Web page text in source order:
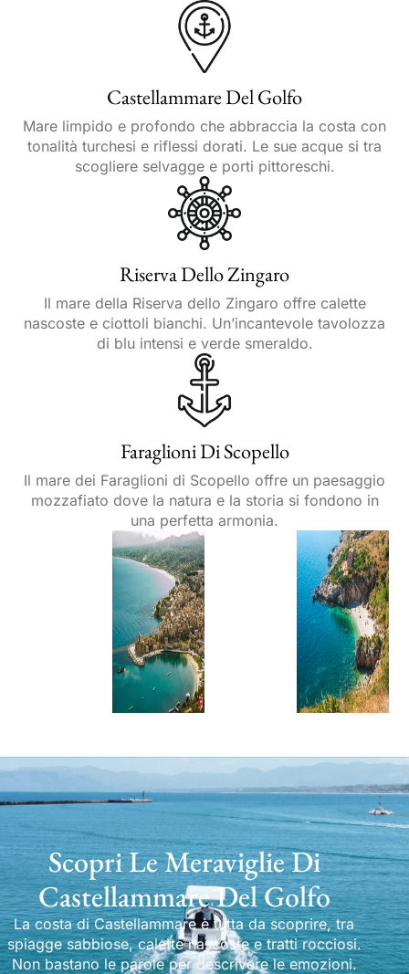
Castellammare Del Golfo
Mare limpido e profondo che abbraccia la costa con
tonalità turchesi e riflessi dorati. Le sue acque si tra
scogliere selvagge e porti pittoreschi.
Riserva Dello Zingaro
Il mare della Riserva dello Zingaro offre calette
nascoste e ciottoli bianchi. Un’incantevole tavolozza
di blu intensi e verde smeraldo.
Faraglioni Di Scopello
Il mare dei Faraglioni di Scopello offre un paesaggio
mozzafiato dove la natura e la storia si fondono in
una perfetta armonia.
Scopri Le Meraviglie Di
Castellammare Del Golfo
La costa di Castellammare è tutta da scoprire, tra
spiagge sabbiose, calette nascoste e tratti rocciosi.
Non bastano le parole per descrivere le emozioni.